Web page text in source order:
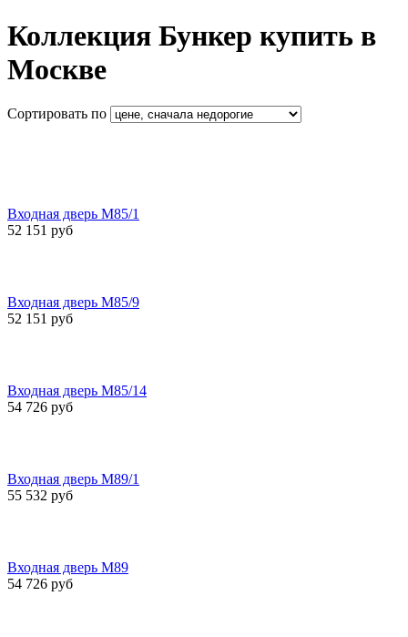
Коллекция Бункер купить в
Москве
Сортировать по
Входная дверь М85/1
52 151 руб
Входная дверь М85/9
52 151 руб
Входная дверь М85/14
54 726 руб
Входная дверь M89/1
55 532 руб
Входная дверь M89
54 726 руб